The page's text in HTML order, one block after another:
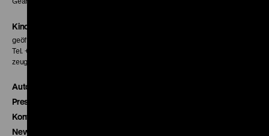
Kinokasse
geöffnet 30 Minuten vor Beginn der ersten Vorstellung
Tel. + 49 30 20304-770
zeughauskino@dhm.de
Autor*innen
Presse
Kontakt
Newsletter